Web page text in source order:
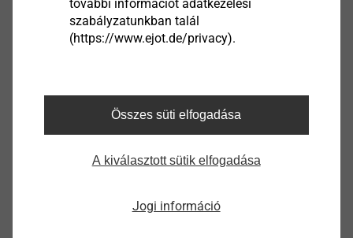
Termék megtekintése
JT4-S-2-4,8
Hőszigetelő rendszerek
további információt adatkezelési
szabályzatunkban talál
(https://www.ejot.de/privacy).
Összes süti elfogadása
A kiválasztott sütik elfogadása
Jogi információ